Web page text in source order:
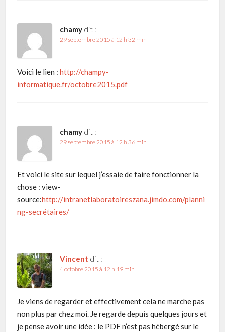
chamy dit :
29 septembre 2015 à 12 h 32 min
Voici le lien : http://champy-
informatique.fr/octobre2015.pdf
chamy dit :
29 septembre 2015 à 12 h 36 min
Et voici le site sur lequel j’essaie de faire fonctionner la
chose : view-
source:http://intranetlaboratoireszana.jimdo.com/planni
ng-secrétaires/
Vincent dit :
4 octobre 2015 à 12 h 19 min
Je viens de regarder et effectivement cela ne marche pas
non plus par chez moi. Je regarde depuis quelques jours et
je pense avoir une idée : le PDF n’est pas hébergé sur le